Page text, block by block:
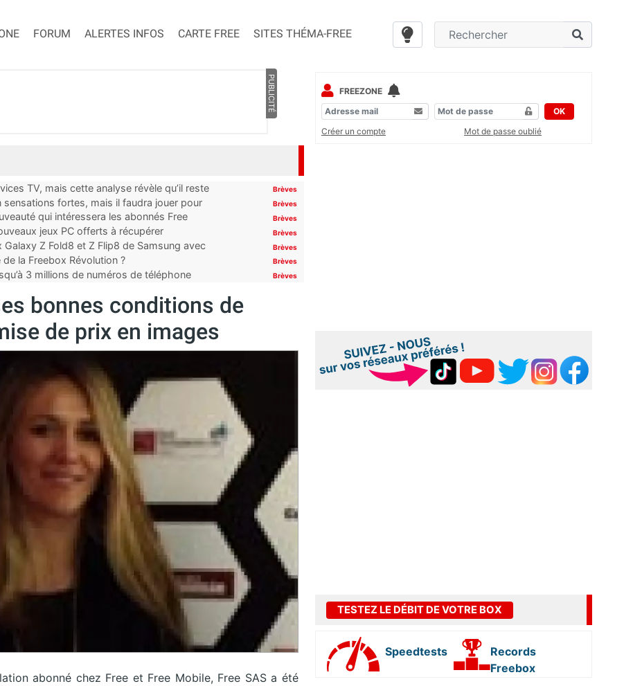
FORUM ALERTES INFOS CARTE FREE SITES THÉMA-FREE
PUBLICITÉ
TV, mais cette analyse révèle qu’il reste
Brèves
fortes, mais il faudra jouer pour
Brèves
qui intéressera les abonnés Free
Brèves
jeux PC offerts à récupérer Brèves
Z Fold8 et Z Flip8 de Samsung avec
Brèves
la Freebox Révolution ? Brèves
3 millions de numéros de téléphone
Brèves
bonnes conditions de
de prix en images
abonné chez Free et Free Mobile, Free SAS a été
FREEZONE
OK
Créer un compte
Mot de passe oublié
TESTEZ LE DÉBIT DE VOTRE BOX
Speedtests
Records
Freebox